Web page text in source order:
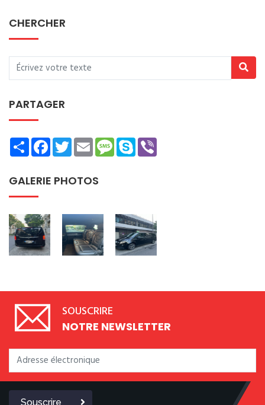
CHERCHER
PARTAGER
ShareFacebookTwitterEmailMessage
Skype
GALERIE PHOTOS
SOUSCRIRE
NOTRE NEWSLETTER
Souscrire